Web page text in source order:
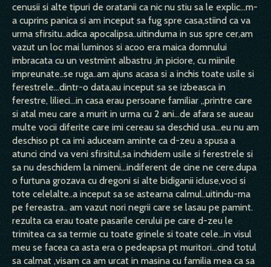
cenusii si alte tipuri de oratanii ca nic nu stiu sa le explic...m-
a cuprins panica si am inceput sa fug spre casa,stiind ca va
urma sfirsitu..adica apocalipsa..uitinduma in sus spre cer,am
vazut un loc mai luminos si acoo era maica domnului
imbracata cu un vestmint albastru ,in piciore, cu miinile
impreunate..se ruga..am ajuns acasa si a inchis toate usile si
ferestrele...dintr-o data,au inceput sa se izbeasca in
ferestre, lilieci...in casa erau persoane familiar ,,printre care
si atal meu care a murit in urma cu 2 ani...de afara se aueau
multe vocii diferite care imi cereau sa deschid usa...eu nu am
deschiso pt ca imi aduceam aminte ca d-zeu a spusa a
atunci cind va veni sfirsitul,sa inchidem usile si ferestrele si
sa nu deschidem la nimeni...indiferent de cine ne cere.dupa
o furtuna grozava cu dregoni si alte bidiganii icluse,voci si
tote celelalte..a inceput sa se astearna calmul..uitindu-ma
pe fereastra.. am vazut nori negrii care se lasau pe pamint.
rezulta ca erau toate pasarile cerului pe care d-zeu le
trimitea ca sa termie cu toate grinele si toate cele...in visul
meu se facea ca asta era o pedeapsa pt muritori...cind totul
sa calmat ,visam ca am urcat in masina cu familia mea ca sa